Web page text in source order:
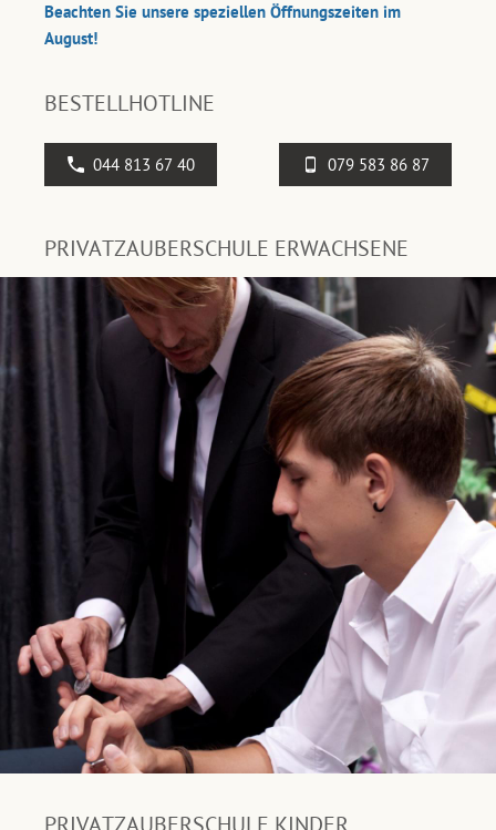
Beachten Sie unsere speziellen Öffnungszeiten im
August!
BESTELLHOTLINE
044 813 67 40 079 583 86 87
PRIVATZAUBERSCHULE ERWACHSENE